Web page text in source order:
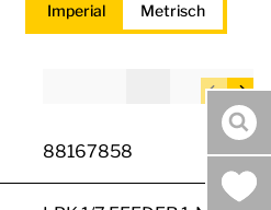
Imperial Metrisch
88167858